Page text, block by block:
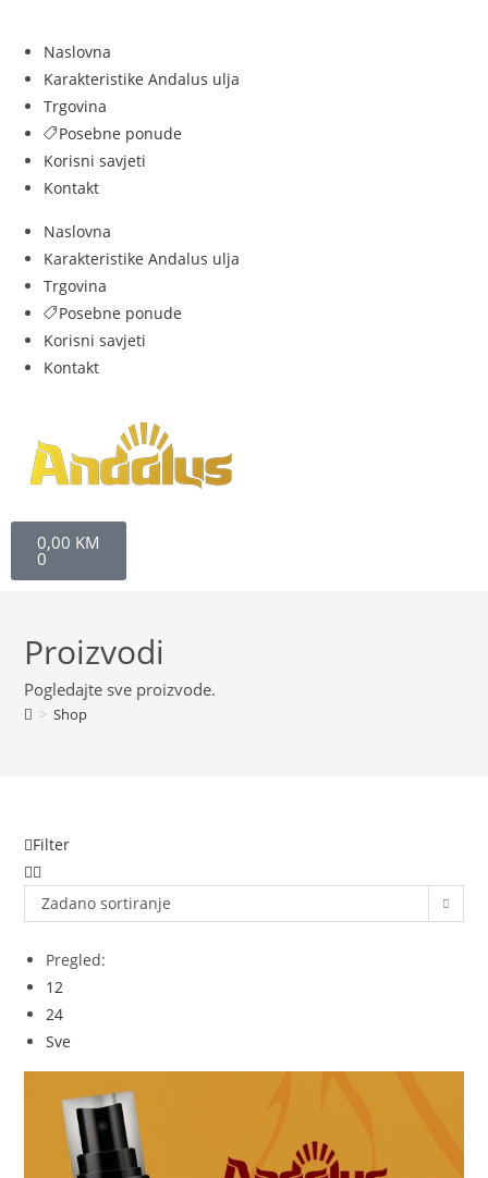
Naslovna
Karakteristike Andalus ulja
Trgovina
Posebne ponude
Korisni savjeti
Kontakt
Naslovna
Karakteristike Andalus ulja
Trgovina
Posebne ponude
Korisni savjeti
Kontakt
0,00 KM
0
Proizvodi
Pogledajte sve proizvode.
> Shop
Filter
Zadano sortiranje
Pregled:
12
24
Sve